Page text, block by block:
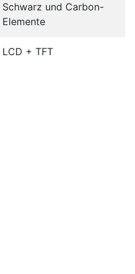
Schwarz und Carbon-
Elemente
LCD + TFT